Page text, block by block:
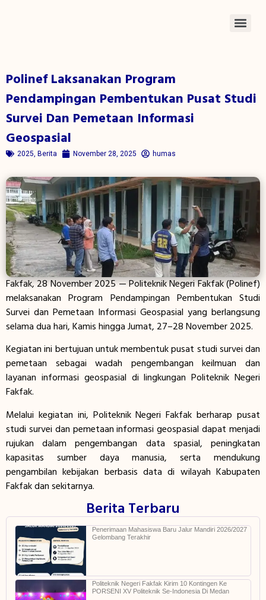
Polinef Laksanakan Program
Pendampingan Pembentukan Pusat Studi
Survei Dan Pemetaan Informasi
Geospasial
2025, Berita November 28, 2025 humas
Fakfak, 28 November 2025 — Politeknik Negeri Fakfak (Polinef)
melaksanakan Program Pendampingan Pembentukan Studi
Survei dan Pemetaan Informasi Geospasial yang berlangsung
selama dua hari, Kamis hingga Jumat, 27–28 November 2025.
Kegiatan ini bertujuan untuk membentuk pusat studi survei dan
pemetaan sebagai wadah pengembangan keilmuan dan
layanan informasi geospasial di lingkungan Politeknik Negeri
Fakfak.
Melalui kegiatan ini, Politeknik Negeri Fakfak berharap pusat
studi survei dan pemetaan informasi geospasial dapat menjadi
rujukan dalam pengembangan data spasial, peningkatan
kapasitas sumber daya manusia, serta mendukung
pengambilan kebijakan berbasis data di wilayah Kabupaten
Fakfak dan sekitarnya.
Berita Terbaru
Penerimaan Mahasiswa Baru Jalur Mandiri 2026/2027
Gelombang Terakhir
Politeknik Negeri Fakfak Kirim 10 Kontingen Ke
PORSENI XV Politeknik Se-Indonesia Di Medan